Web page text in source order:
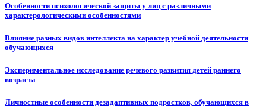
Особенности психологической защиты у лиц с различными
характерологическими особенностями
Влияние разных видов интеллекта на характер учебной деятельности
обучающихся
Экспериментальное исследование речевого развития детей раннего
возраста
Личностные особенности дезадаптивных подростков, обучающихся в